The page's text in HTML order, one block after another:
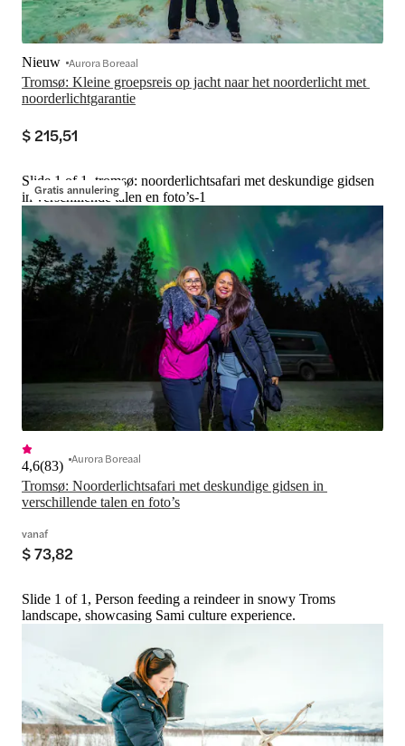
Tromsø: Kleine groepsreis op jacht naar het noorderlicht met
noorderlichtgarantie
Nieuw Aurora Boreaal
$ 215,51
Gratis annulering
Slide 1 of 1, tromsø: noorderlichtsafari met deskundige gidsen
in verschillende talen en foto’s-1
Tromsø: Noorderlichtsafari met deskundige gidsen in
verschillende talen en foto’s
4,6(83) Aurora Boreaal
vanaf
$ 73,82
Slide 1 of 1, Person feeding a reindeer in snowy Troms
landscape, showcasing Sami culture experience.